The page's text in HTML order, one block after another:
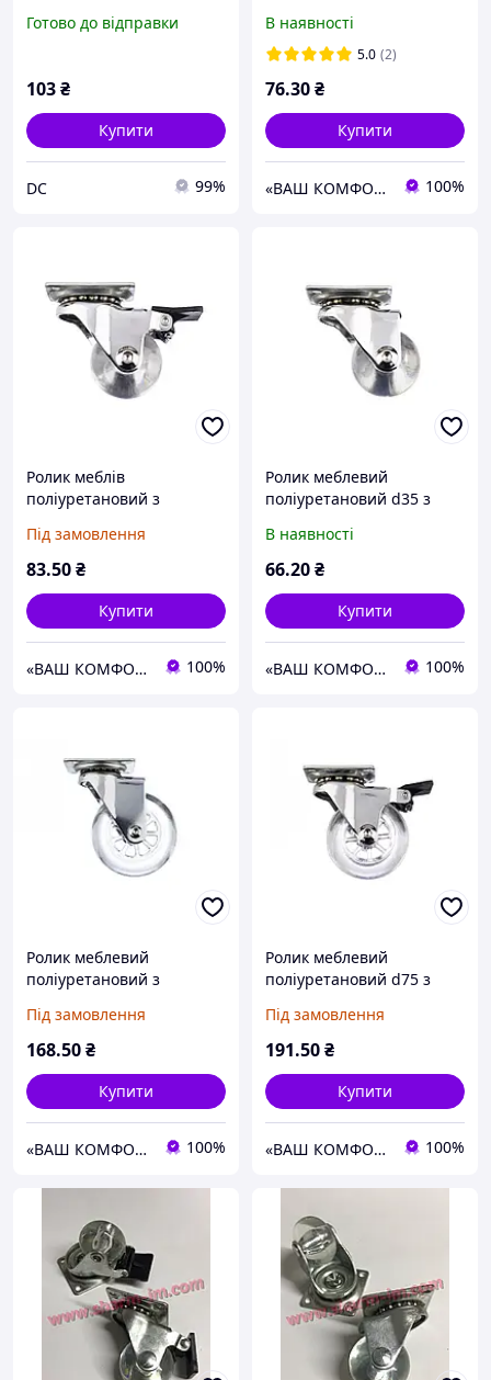
ДС
Готово до відправки
103₴
Купити
DC 99%
В наявності
5.0 (2)
76.30₴
Купити
«ВАШ КОМФОРТ» Меблева фурнітура 100%
Ролик меблів
поліуретановий з
35мм
Під замовлення
83.50₴
Купити
«ВАШ КОМФОРТ» Меблева фурнітура 100%
Ролик меблевий
поліуретановий d35 з
В наявності
66.20₴
Купити
«ВАШ КОМФОРТ» Меблева фурнітура 100%
Ролик меблевий
поліуретановий з
Під замовлення
168.50₴
Купити
«ВАШ КОМФОРТ» Меблева фурнітура 100%
Ролик меблевий
поліуретановий d75 з
Під замовлення
191.50₴
Купити
«ВАШ КОМФОРТ» Меблева фурнітура 100%